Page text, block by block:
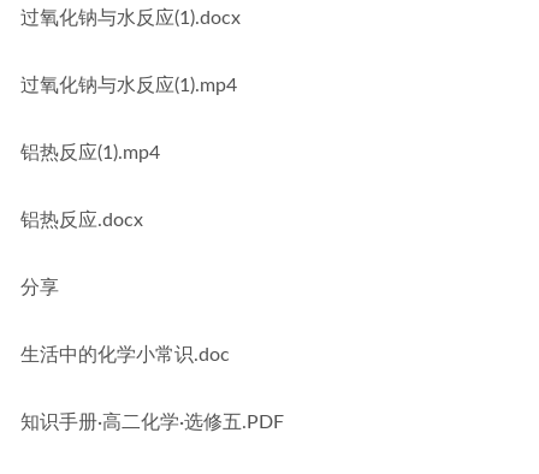
过氧化钠与水反应(1).docx
过氧化钠与水反应(1).mp4
铝热反应(1).mp4
铝热反应.docx
分享
生活中的化学小常识.doc
知识手册·高二化学·选修五.PDF